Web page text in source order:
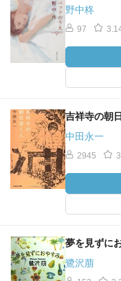
野中柊
97
吉祥寺の朝
中田永一
2945
夢を見ずに
鷺沢萠